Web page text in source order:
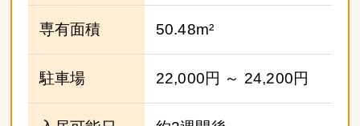
専有面積 50.48m²
駐車場 22,000円 ～ 24,200円